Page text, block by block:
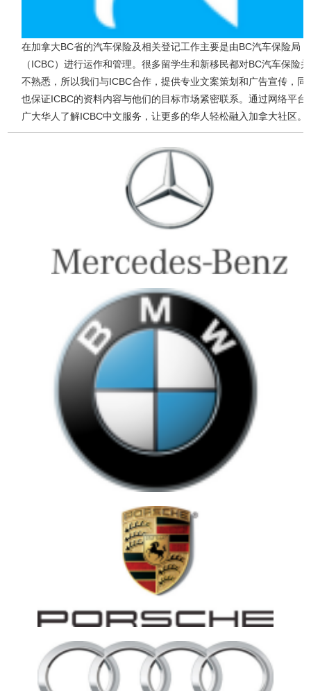
在加拿大BC省的汽车保险及相关登记工作主要是由BC汽车保险局
（ICBC）进行运作和管理。很多留学生和新移民都对BC汽车保险并
不熟悉，所以我们与ICBC合作，提供专业文案策划和广告宣传，同
也保证ICBC的资料内容与他们的目标市场紧密联系。通过网络平台
广大华人了解ICBC中文服务，让更多的华人轻松融入加拿大社区。